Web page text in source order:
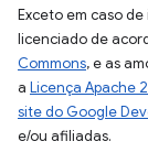
Exceto em caso
licenciado de
Commons, e as
a Licença Apache
site do Google
e/ou afiliadas.